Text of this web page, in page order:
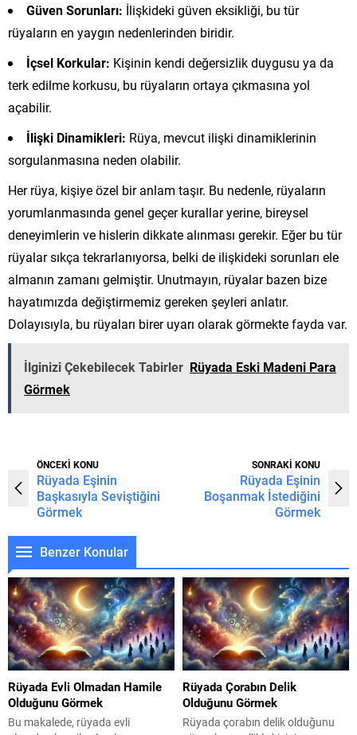
Güven Sorunları: İlişkideki güven eksikliği, bu tür
rüyaların en yaygın nedenlerinden biridir.
İçsel Korkular: Kişinin kendi değersizlik duygusu ya da
terk edilme korkusu, bu rüyaların ortaya çıkmasına yol
açabilir.
İlişki Dinamikleri: Rüya, mevcut ilişki dinamiklerinin
sorgulanmasına neden olabilir.
Her rüya, kişiye özel bir anlam taşır. Bu nedenle, rüyaların
yorumlanmasında genel geçer kurallar yerine, bireysel
deneyimlerin ve hislerin dikkate alınması gerekir. Eğer bu tür
rüyalar sıkça tekrarlanıyorsa, belki de ilişkideki sorunları ele
almanın zamanı gelmiştir. Unutmayın, rüyalar bazen bize
hayatımızda değiştirmemiz gereken şeyleri anlatır.
Dolayısıyla, bu rüyaları birer uyarı olarak görmekte fayda var.
İlginizi Çekebilecek Tabirler Rüyada Eski Madeni Para
Görmek
ÖNCEKİ KONU
Rüyada Eşinin
Başkasıyla Seviştiğini
Görmek
SONRAKİ KONU
Rüyada Eşinin
Boşanmak İstediğini
Görmek
Benzer Konular
Rüyada Evli Olmadan Hamile
Olduğunu Görmek
Bu makalede, rüyada evli
Rüyada Çorabın Delik
Olduğunu Görmek
Rüyada çorabın delik olduğunu